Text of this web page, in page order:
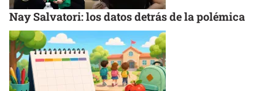
Nay Salvatori: los datos detrás de la polémica